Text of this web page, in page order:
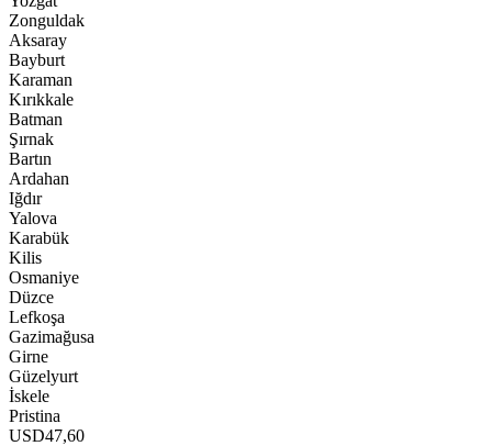
Zonguldak
Aksaray
Bayburt
Karaman
Kırıkkale
Batman
Şırnak
Bartın
Ardahan
Iğdır
Yalova
Karabük
Kilis
Osmaniye
Düzce
Lefkoşa
Gazimağusa
Girne
Güzelyurt
İskele
Pristina
USD47,60